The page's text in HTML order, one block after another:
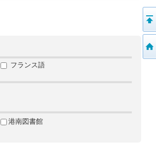
フランス語
港南図書館